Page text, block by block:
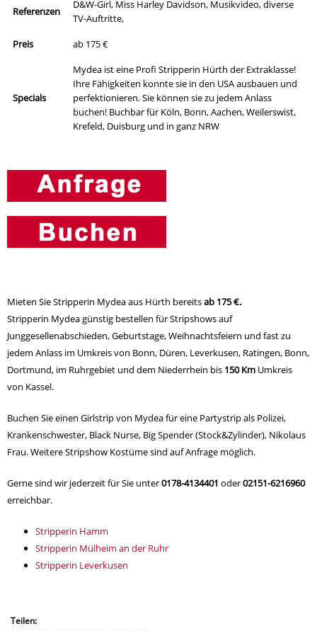
Referenzen
D&W-Girl, Miss Harley Davidson, Musikvideo, diverse
TV-Auftritte,
Preis
ab 175 €
Specials
Mydea ist eine Profi Stripperin Hürth der Extraklasse!
Ihre Fähigkeiten konnte sie in den USA ausbauen und
perfektionieren. Sie können sie zu jedem Anlass
buchen! Buchbar für Köln, Bonn, Aachen, Weilerswist,
Krefeld, Duisburg und in ganz NRW
Mieten Sie Stripperin Mydea aus Hürth bereitsab 175 €.
Stripperin Mydea günstig bestellen für Stripshows auf
Junggesellenabschieden, Geburtstage, Weihnachtsfeiern und fast zu
jedem Anlass im Umkreis von Bonn, Düren, Leverkusen, Ratingen, Bonn,
Dortmund, im Ruhrgebiet und dem Niederrhein bis 150 Km Umkreis
von Kassel.
Buchen Sie einen Girlstrip von Mydea für eine Partystrip als Polizei,
Krankenschwester, Black Nurse, Big Spender (Stock&Zylinder), Nikolaus
Frau. Weitere Stripshow Kostüme sind auf Anfrage möglich.
Gerne sind wir jederzeit für Sie unter0178-4134401 oder02151-6216960
erreichbar.
Stripperin Hamm
Stripperin Mülheim an der Ruhr
Stripperin Leverkusen
Teilen: